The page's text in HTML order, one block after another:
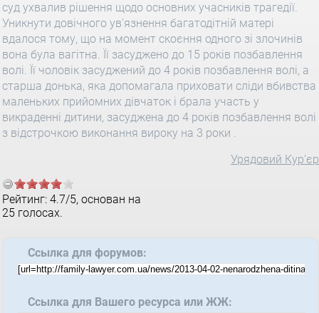
суд ухвалив рішення щодо основних учасників трагедії.
Уникнути довічного ув’язнення багатодітній матері
вдалося тому, що на момент скоєння одного зі злочинів
вона була вагітна. Її засуджено до 15 років позбавлення
волі. Її чоловік засуджений до 4 років позбавлення волі, а
старша донька, яка допомагала приховати сліди вбивства
маленьких прийомних дівчаток і брала участь у
викраденні дитини, засуджена до 4 років позбавлення волі
з відстрочкою виконання вироку на 3 роки .
Урядовий Кур'єр
Рейтинг: 4.7/5, основан на
25 голосах.
Ссылка для форумов:
Ссылка для Вашего ресурса или ЖЖ: